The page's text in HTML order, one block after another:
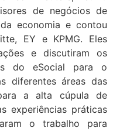
de negócios de
economia e contou
EY e KPMG. Eles
e discutiram os
do eSocial para o
diferentes áreas das
a alta cúpula de
experiências práticas
o trabalho para